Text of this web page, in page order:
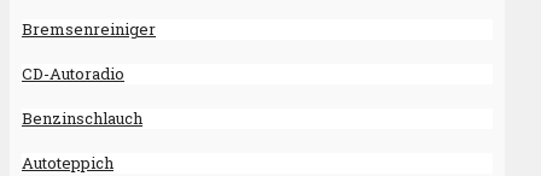
Bremsenreiniger
CD-Autoradio
Benzinschlauch
Autoteppich